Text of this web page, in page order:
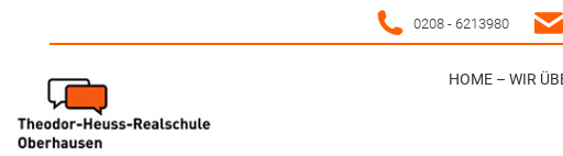
0208 - 6213980
HOME – WIR
HOME – WIR